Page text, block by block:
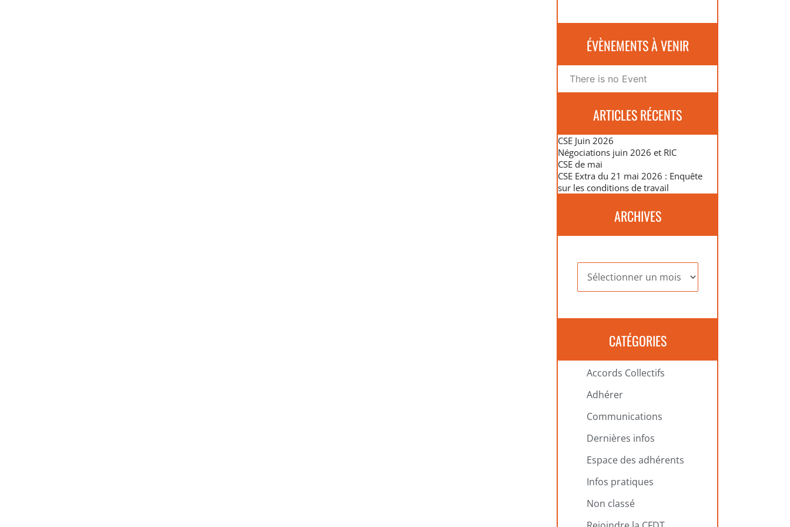
ÉVÈNEMENTS À VENIR
There is no Event
ARTICLES RÉCENTS
CSE Juin 2026
Négociations juin 2026 et RIC
CSE de mai
CSE Extra du 21 mai 2026 : Enquête
sur les conditions de travail
ARCHIVES
CATÉGORIES
Accords Collectifs
Adhérer
Communications
Dernières infos
Espace des adhérents
Infos pratiques
Non classé